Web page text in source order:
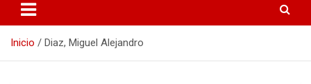
Inicio Diaz, Miguel Alejandro